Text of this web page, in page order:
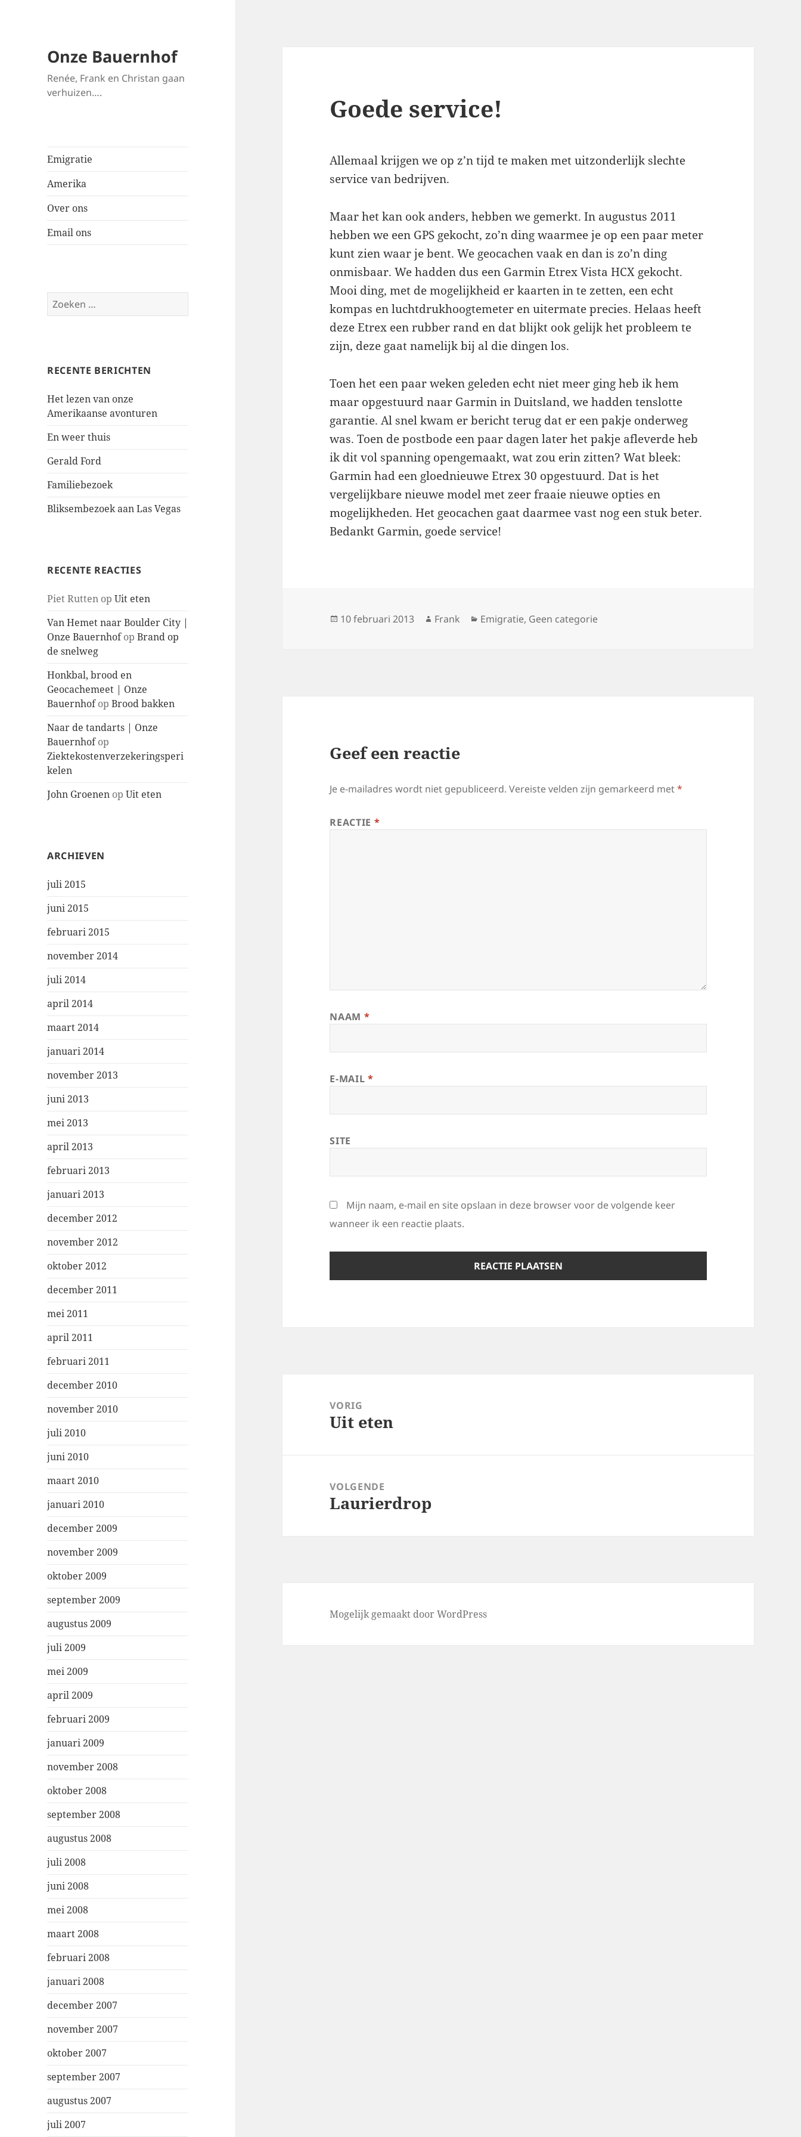
Onze Bauernhof
Renée, Frank en Christan gaan
verhuizen….
Emigratie
Amerika
Over ons
Email ons
Zoeken
naar:
RECENTE BERICHTEN
Het lezen van onze
Amerikaanse avonturen
En weer thuis
Gerald Ford
Familiebezoek
Bliksembezoek aan Las Vegas
RECENTE REACTIES
Piet Rutten opUit eten
Van Hemet naar Boulder City |
Onze BauernhofopBrand op
de snelweg
Honkbal, brood en
Geocachemeet | Onze
BauernhofopBrood bakken
Naar de tandarts | Onze
Bauernhofop
Ziektekostenverzekeringsperi
kelen
John Groenen opUit eten
ARCHIEVEN
juli 2015
juni 2015
februari 2015
november 2014
juli 2014
april 2014
maart 2014
januari 2014
november 2013
juni 2013
mei 2013
april 2013
februari 2013
januari 2013
december 2012
november 2012
oktober 2012
december 2011
mei 2011
april 2011
februari 2011
december 2010
november 2010
juli 2010
juni 2010
maart 2010
januari 2010
december 2009
november 2009
oktober 2009
september 2009
augustus 2009
juli 2009
mei 2009
april 2009
februari 2009
januari 2009
november 2008
oktober 2008
september 2008
augustus 2008
juli 2008
juni 2008
mei 2008
maart 2008
februari 2008
januari 2008
december 2007
november 2007
oktober 2007
september 2007
augustus 2007
juli 2007
Goede service!
Allemaal krijgen we op z’n tijd te maken met uitzonderlijk slechte
service van bedrijven.
Maar het kan ook anders, hebben we gemerkt. In augustus 2011
hebben we een GPS gekocht, zo’n ding waarmee je op een paar meter
kunt zien waar je bent. We geocachen vaak en dan is zo’n ding
onmisbaar. We hadden dus een Garmin Etrex Vista HCX gekocht.
Mooi ding, met de mogelijkheid er kaarten in te zetten, een echt
kompas en luchtdrukhoogtemeter en uitermate precies. Helaas heeft
deze Etrex een rubber rand en dat blijkt ook gelijk het probleem te
zijn, deze gaat namelijk bij al die dingen los.
Toen het een paar weken geleden echt niet meer ging heb ik hem
maar opgestuurd naar Garmin in Duitsland, we hadden tenslotte
garantie. Al snel kwam er bericht terug dat er een pakje onderweg
was. Toen de postbode een paar dagen later het pakje afleverde heb
ik dit vol spanning opengemaakt, wat zou erin zitten? Wat bleek:
Garmin had een gloednieuwe Etrex 30 opgestuurd. Dat is het
vergelijkbare nieuwe model met zeer fraaie nieuwe opties en
mogelijkheden. Het geocachen gaat daarmee vast nog een stuk beter.
Bedankt Garmin, goede service!
Geplaatst
10 februari 2013 Auteur
Frank Categorieën
Emigratie, Geen categorie
Geef een reactie
Je e-mailadres wordt niet gepubliceerd. Vereiste velden zijn gemarkeerd met*
REACTIE *
NAAM *
E-MAIL *
SITE
Mijn naam, e-mail en site opslaan in deze browser voor de volgende keer
wanneer ik een reactie plaats.
navigatieVORIG
Vorig
Uit eten
VOLGENDE
Volgend
Laurierdrop
Mogelijk gemaakt door WordPress